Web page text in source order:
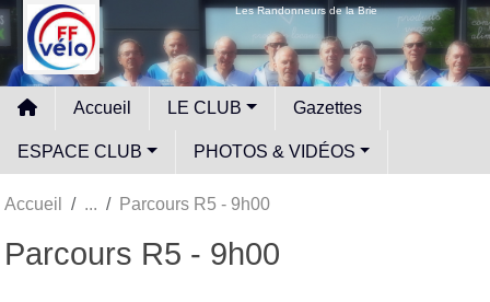
Les Randonneurs de la Brie
Accueil LE CLUB Gazettes
ESPACE CLUB PHOTOS & VIDÉOS
Accueil Parcours R5 - 9h00
Parcours R5 - 9h00
Panneau de gestion des cookies